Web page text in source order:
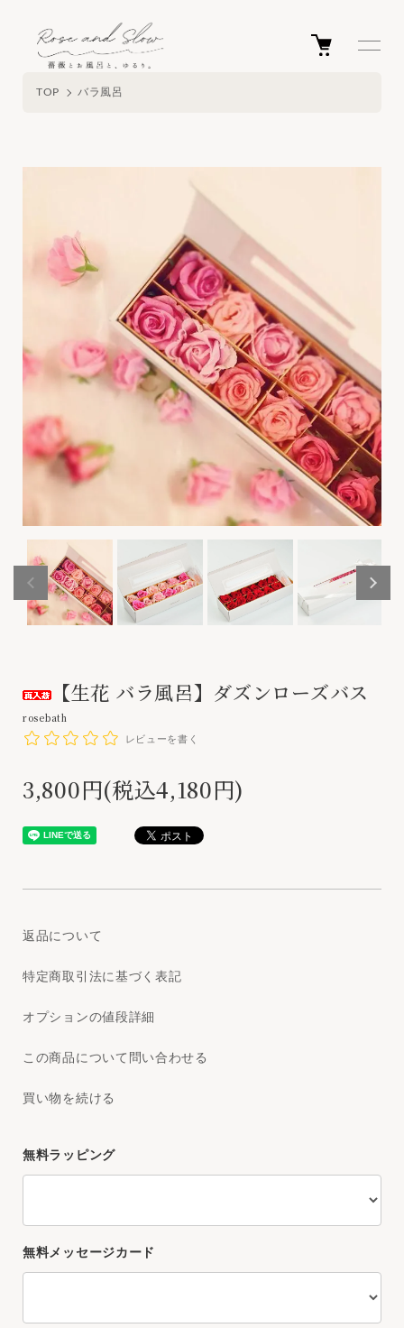
TOP バラ風呂
【生花 バラ風呂】ダズンローズバス
rosebath
レビューを書く
3,800円(税込4,180円)
返品について
特定商取引法に基づく表記
オプションの値段詳細
この商品について問い合わせる
買い物を続ける
無料ラッピング
無料メッセージカード